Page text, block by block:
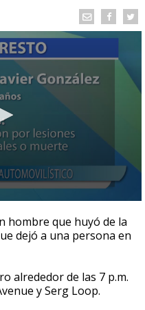
hombre que huyó de la
dejó a una persona en
alrededor de las 7 p.m.
y Serg Loop.